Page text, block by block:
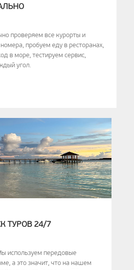
проверяем все курорты и
пробуем еду в ресторанах,
в море, тестируем сервис,
угол.
ТУРОВ 24/7
используем передовые
а это значит, что на нашем